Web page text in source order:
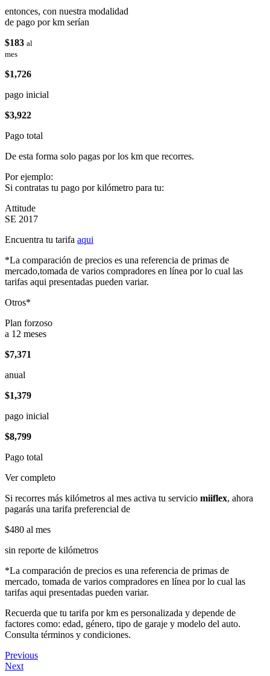
entonces, con nuestra modalidad
de pago por km serían
$183 al
mes
$1,726
pago inicial
$3,922
Pago total
De esta forma solo pagas por los km que recorres.
Por ejemplo:
Si contratas tu pago por kilómetro para tu:
Attitude
SE 2017
Encuentra tu tarifa aqui
*La comparación de precios es una referencia de primas de
mercado,tomada de varios compradores en línea por lo cual las
tarifas aqui presentadas pueden variar.
Otros*
Plan forzoso
a 12 meses
$7,371
anual
$1,379
pago inicial
$8,799
Pago total
Ver completo
Si recorres más kilómetros al mes activa tu servicio miiflex, ahora
pagarás una tarifa preferencial de
$480 al mes
sin reporte de kilómetros
*La comparación de precios es una referencia de primas de
mercado, tomada de varios compradores en línea por lo cual las
tarifas aqui presentadas pueden variar.
Recuerda que tu tarifa por km es personalizada y depende de
factores como: edad, género, tipo de garaje y modelo del auto.
Consulta términos y condiciones.
Previous
Next